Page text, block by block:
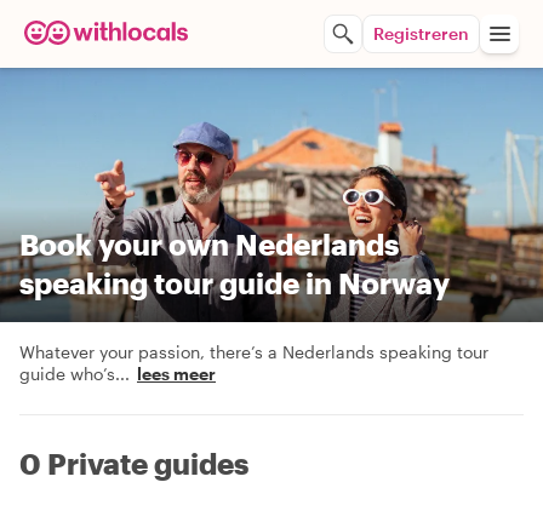
Registreren
Book your own Nederlands
speaking tour guide in Norway
Whatever your passion, there’s a Nederlands speaking tour
guide who’s... lees meer
0 Private guides